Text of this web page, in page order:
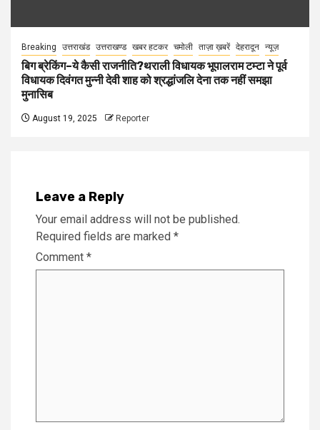
Breaking उत्तराखंड उत्तराखण्ड खबर हटकर चमोली ताज़ा ख़बरें देहरादून न्यूज़
बिग ब्रेकिंग–ये कैसी राजनीति?थराली विधायक भूपालराम टम्टा ने पूर्व
विधायक दिवंगत मुन्नी देवी शाह को श्रद्धांजलि देना तक नहीं समझा
मुनासिब
August 19, 2025 Reporter
Leave a Reply
Your email address will not be published.
Required fields are marked *
Comment *